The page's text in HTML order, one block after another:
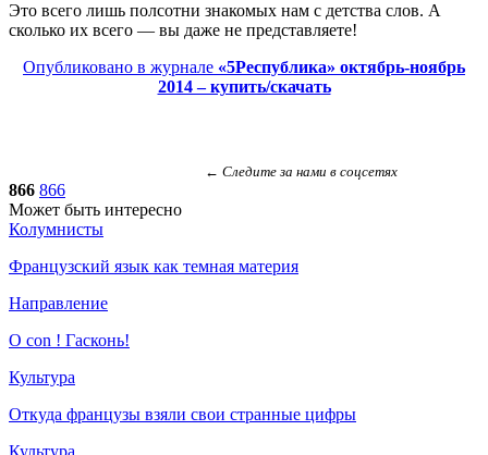
Это всего лишь полсотни знакомых нам с детства слов. А
сколько их всего — вы даже не представляете!
Опубликовано в журнале «5Республика» октябрь-ноябрь
2014 – купить/скачать
← Следите за нами в соцсетях
866 866
Может быть интересно
Колумнисты
Французский язык как темная материя
Направление
O con ! Гасконь!
Культура
Откуда французы взяли свои странные цифры